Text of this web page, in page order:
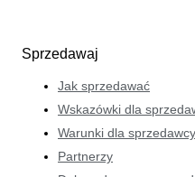
Sprzedawaj
Jak sprzedawać
Wskazówki dla
Warunki dla sprzedawcy
Partnerzy